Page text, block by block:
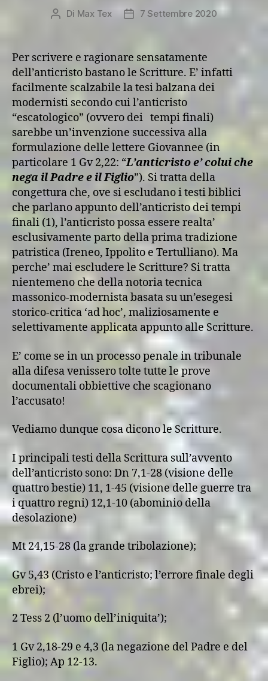
Autore
Di Max Tex
Data7 Settembre 2020
Per scrivere e ragionare sensatamente
dell’anticristo bastano le Scritture. E’ infatti
facilmente scalzabile la tesi balzana dei
modernisti secondo cui l’anticristo
“escatologico” (ovvero dei tempi finali)
sarebbe un’invenzione successiva alla
formulazione delle lettere Giovannee (in
particolare 1 Gv 2,22: “L’anticristo e’ colui che
nega il Padre e il Figlio”). Si tratta della
congettura che, ove si escludano i testi biblici
che parlano appunto dell’anticristo dei tempi
finali (1), l’anticristo possa essere realta’
esclusivamente parto della prima tradizione
patristica (Ireneo, Ippolito e Tertulliano). Ma
perche’ mai escludere le Scritture? Si tratta
nientemeno che della notoria tecnica
massonico-modernista basata su un’esegesi
storico-critica ‘ad hoc’, maliziosamente e
selettivamente applicata appunto alle Scritture.
E’ come se in un processo penale in tribunale
alla difesa venissero tolte tutte le prove
documentali obbiettive che scagionano
l’accusato!
Vediamo dunque cosa dicono le Scritture.
I principali testi della Scrittura sull’avvento
dell’anticristo sono: Dn 7,1-28 (visione delle
quattro bestie) 11, 1-45 (visione delle guerre tra
i quattro regni) 12,1-10 (abominio della
desolazione)
Mt 24,15-28 (la grande tribolazione);
Gv 5,43 (Cristo e l’anticristo; l’errore finale degli
ebrei);
2 Tess 2 (l’uomo dell’iniquita’);
1 Gv 2,18-29 e 4,3 (la negazione del Padre e del
Figlio); Ap 12-13.